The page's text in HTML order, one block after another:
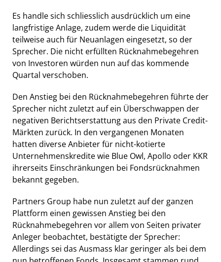
Es handle sich schliesslich ausdrücklich um eine
langfristige Anlage, zudem werde die Liquidität
teilweise auch für Neuanlagen eingesetzt, so der
Sprecher. Die nicht erfüllten Rücknahmebegehren
von Investoren würden nun auf das kommende
Quartal verschoben.
Den Anstieg bei den Rücknahmebegehren führte der
Sprecher nicht zuletzt auf ein Überschwappen der
negativen Berichtserstattung aus den Private Credit-
Märkten zurück. In den vergangenen Monaten
hatten diverse Anbieter für nicht-kotierte
Unternehmenskredite wie Blue Owl, Apollo oder KKR
ihrerseits Einschränkungen bei Fondsrücknahmen
bekannt gegeben.
Partners Group habe nun zuletzt auf der ganzen
Plattform einen gewissen Anstieg bei den
Rücknahmebegehren vor allem von Seiten privater
Anleger beobachtet, bestätigte der Sprecher:
Allerdings sei das Ausmass klar geringer als bei dem